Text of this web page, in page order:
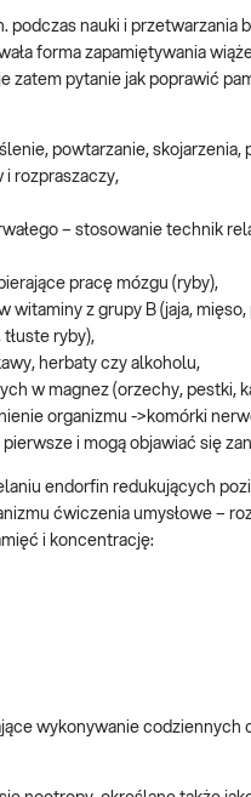
podczas nauki i
forma zapamiętywania
pytanie jak poprawić
powtarzanie,
rozpraszaczy,
– stosowanie technik
pracę mózgu (ryby),
witaminy z grupy B (jaja,
tłuste ryby),
herbaty czy alkoholu,
w magnez (orzechy, pestki,
organizmu ->komórki
i mogą objawiać się
endorfin redukujących
ćwiczenia umysłowe –
i koncentrację:
wykonywanie